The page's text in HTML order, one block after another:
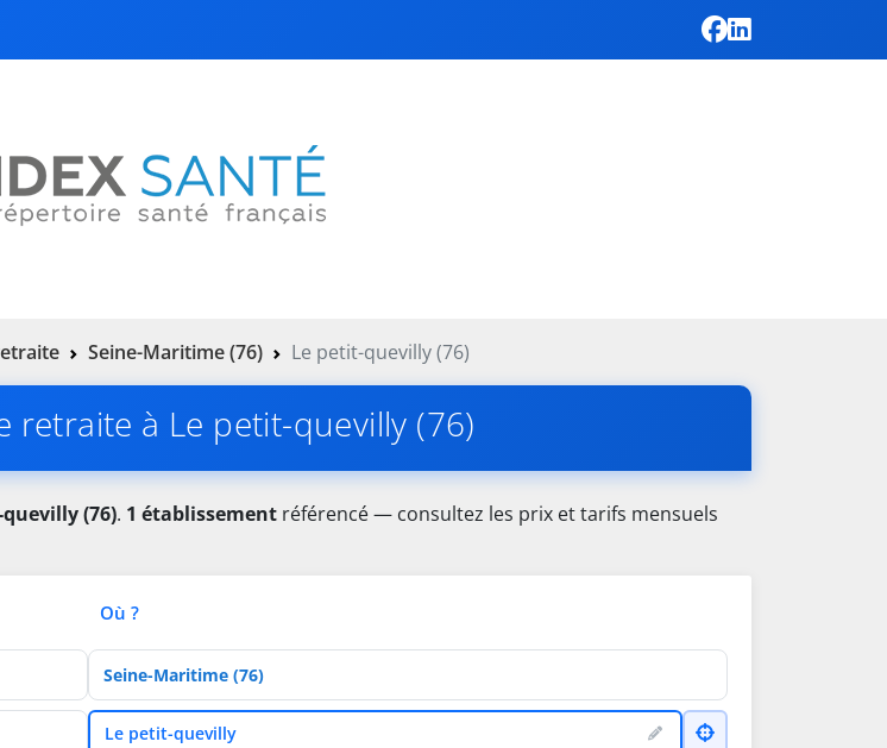
Seine-Maritime (76) Le petit-quevilly (76)
retraite à Le petit-quevilly (76)
(76). 1 établissement référencé — consultez les prix et tarifs mensuels
Où ?
Département
VilleLe petit-quevilly